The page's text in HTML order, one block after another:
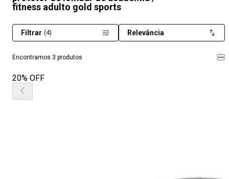
fitness adulto gold sports
Encontramos 3 produtos
Filtrar (4) Relevância
20% OFF